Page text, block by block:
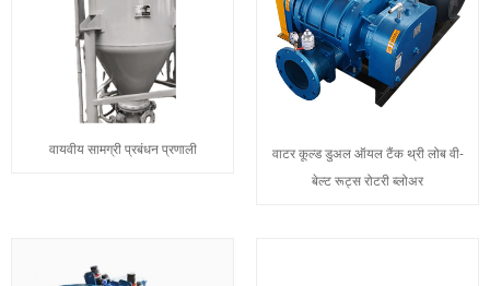
वायवीय सामग्री प्रबंधन प्रणाली
वाटर कूल्ड डुअल ऑयल टैंक थ्री लोब वी-
बेल्ट रूट्स रोटरी ब्लोअर